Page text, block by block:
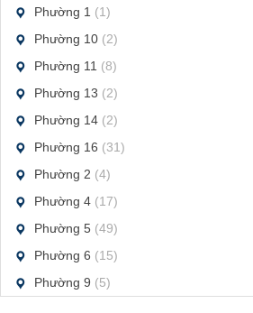
Phường 1 (1)
Phường 10 (2)
Phường 11 (8)
Phường 13 (2)
Phường 14 (2)
Phường 16 (31)
Phường 2 (4)
Phường 4 (17)
Phường 5 (49)
Phường 6 (15)
Phường 9 (5)